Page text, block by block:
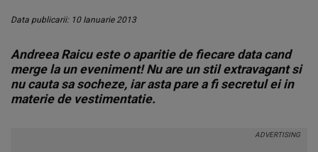
Data publicarii: 10 Ianuarie 2013
Andreea Raicu este o aparitie de fiecare data cand
merge la un eveniment! Nu are un stil extravagant si
nu cauta sa socheze, iar asta pare a fi secretul ei in
materie de vestimentatie.